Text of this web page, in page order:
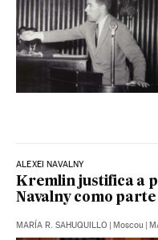
ALEXEI NAVALNY
Kremlin justifica a
Navalny como
MARÍA R. SAHUQUILLO | Moscou |